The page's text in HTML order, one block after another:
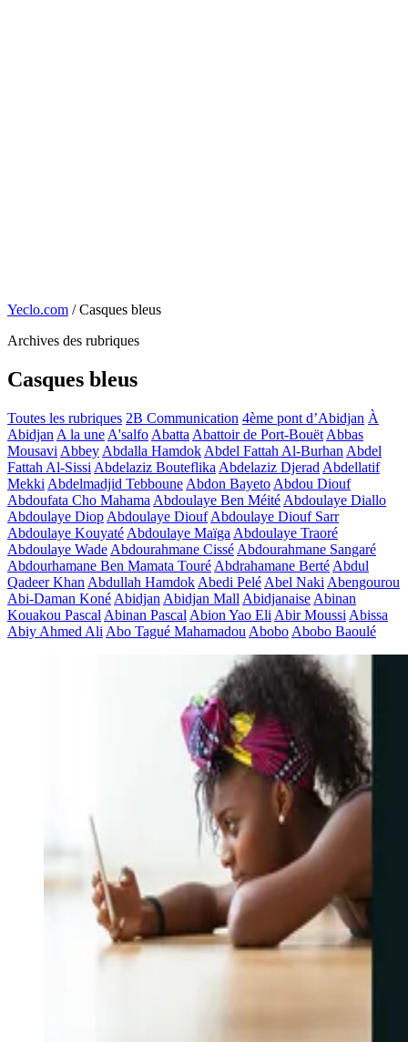
Yeclo.com / Casques bleus
Archives des rubriques
Casques bleus
Toutes les rubriques 2B Communication 4ème pont d’Abidjan À
Abidjan A la une A'salfo Abatta Abattoir de Port-Bouët Abbas
Mousavi Abbey Abdalla Hamdok Abdel Fattah Al-Burhan Abdel
Fattah Al-Sissi Abdelaziz Bouteflika Abdelaziz Djerad Abdellatif
Mekki Abdelmadjid Tebboune Abdon Bayeto Abdou Diouf
Abdoufata Cho Mahama Abdoulaye Ben Méité Abdoulaye Diallo
Abdoulaye Diop Abdoulaye Diouf Abdoulaye Diouf Sarr
Abdoulaye Kouyaté Abdoulaye Maïga Abdoulaye Traoré
Abdoulaye Wade Abdourahmane Cissé Abdourahmane Sangaré
Abdourhamane Ben Mamata Touré Abdrahamane Berté Abdul
Qadeer Khan Abdullah Hamdok Abedi Pelé Abel Naki Abengourou
Abi-Daman Koné Abidjan Abidjan Mall Abidjanaise Abinan
Kouakou Pascal Abinan Pascal Abion Yao Eli Abir Moussi Abissa
Abiy Ahmed Ali Abo Tagué Mahamadou Abobo Abobo Baoulé